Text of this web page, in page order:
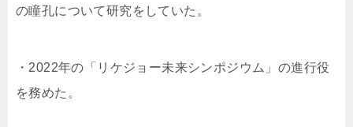
の瞳孔について研究をしていた。
・2022年の「リケジョー未来シンポジウム」の進行役
を務めた。